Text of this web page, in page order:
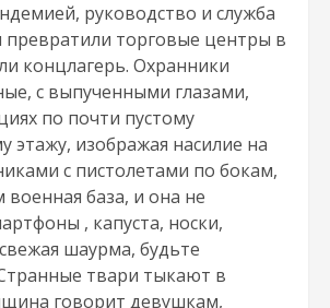
руководство и служба
превратили торговые центры в
концлагерь. Охранники
с выпученными глазами,
по почти пустому
этажу, изображая насилие на
с пистолетами по бокам,
военная база, и она не
, капуста, носки,
шаурма, будьте
твари тыкают в
говорит девушкам,